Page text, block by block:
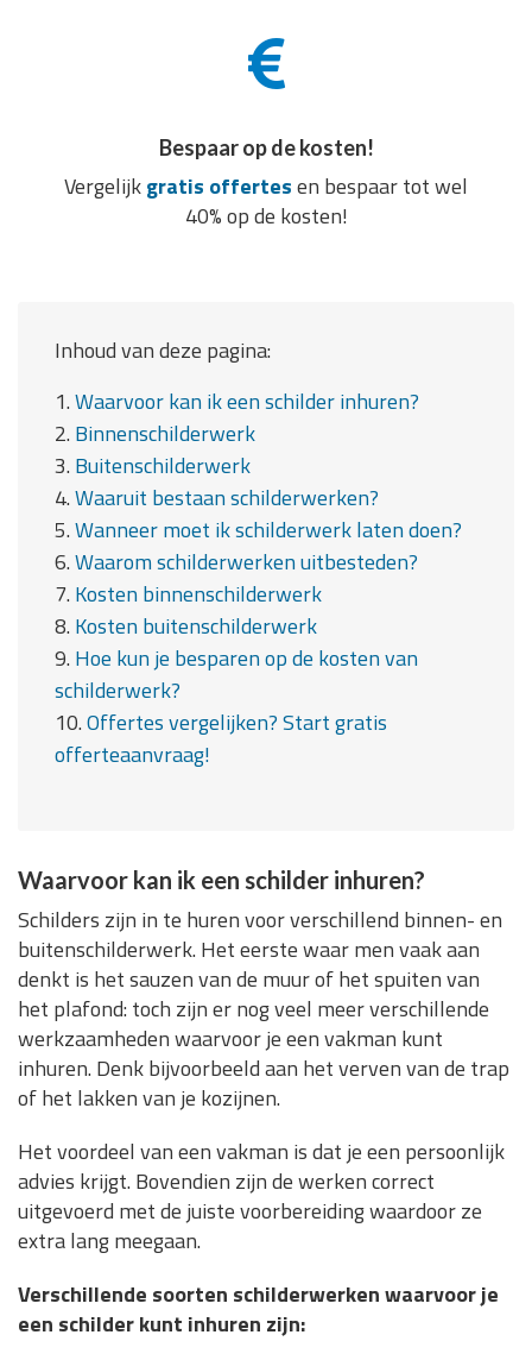
Bespaar op de kosten!
Vergelijkgratis offertesen bespaar tot wel
40% op de kosten!
Inhoud van deze pagina:
1.Waarvoor kan ik een schilder inhuren?
2. Binnenschilderwerk
3. Buitenschilderwerk
4.Waaruit bestaan schilderwerken?
5.Wanneer moet ik schilderwerk laten doen?
6.Waarom schilderwerken uitbesteden?
7. Kosten binnenschilderwerk
8. Kosten buitenschilderwerk
9. Hoe kun je besparen op de kosten van
schilderwerk?
10.Offertes vergelijken? Start gratis
offerteaanvraag!
Waarvoor kan ik een schilder inhuren?
Schilders zijn in te huren voor verschillend binnen- en
buitenschilderwerk. Het eerste waar men vaak aan
denkt is het sauzen van de muur of het spuiten van
het plafond: toch zijn er nog veel meer verschillende
werkzaamheden waarvoor je een vakman kunt
inhuren. Denk bijvoorbeeld aan het verven van de trap
of het lakken van je kozijnen.
Het voordeel van een vakman is dat je een persoonlijk
advies krijgt. Bovendien zijn de werken correct
uitgevoerd met de juiste voorbereiding waardoor ze
extra lang meegaan.
Verschillende soorten schilderwerken waarvoor je
een schilder kunt inhuren zijn: